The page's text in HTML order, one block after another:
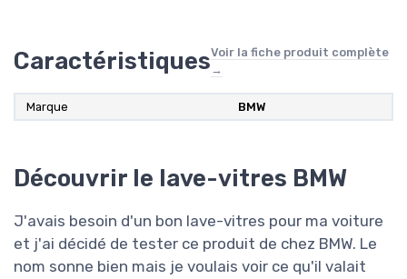
CaractéristiquesVoir la fiche produit complète
→
Marque ‎BMW
Découvrir le lave-vitres BMW
J'avais besoin d'un bon lave-vitres pour ma voiture
et j'ai décidé de tester ce produit de chez BMW. Le
nom sonne bien mais je voulais voir ce qu'il valait